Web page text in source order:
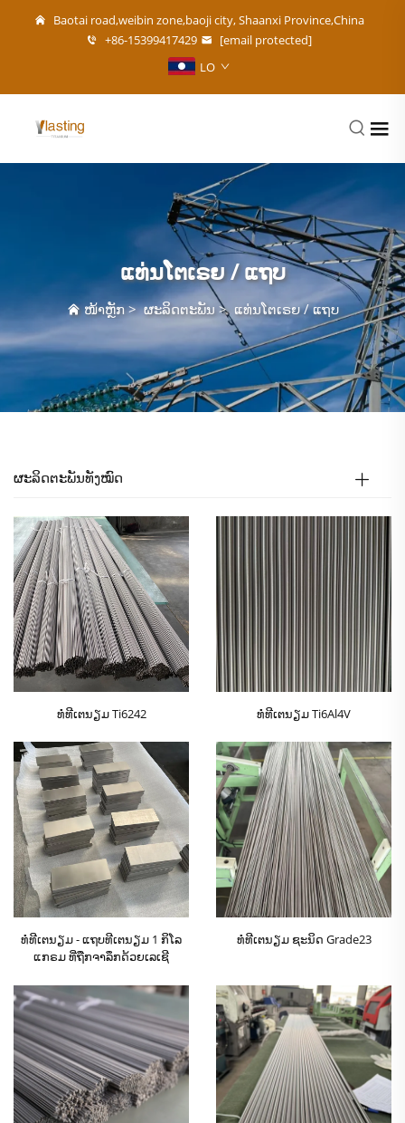
Baotai road,weibin zone,baoji city, Shaanxi Province,China
+86-15399417429
[email protected]
LO
ແທ່ນໂຕເຣຍ / ແຖບ
ໜ້າຫຼັກ>ຜະລິດຕະພັນ> ແທ່ນໂຕເຣຍ / ແຖບ
ຜະລິດຕະພັນທັງໝົດ
ທໍ່ທີເຕນຽມ Ti6242 ທໍ່ທີເຕນຽມ Ti6Al4V
ທໍ່ທີເຕນຽມ - ແຖບທີເຕນຽມ 1 ກິໂລ
ແກຣມ ທີ່ຖືກຈາລຶກດ້ວຍເລເຊີ
ທໍ່ທີເຕນຽມ ຊະນິດ Grade23